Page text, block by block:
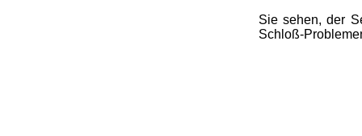
Sie sehen, der
Schloß-